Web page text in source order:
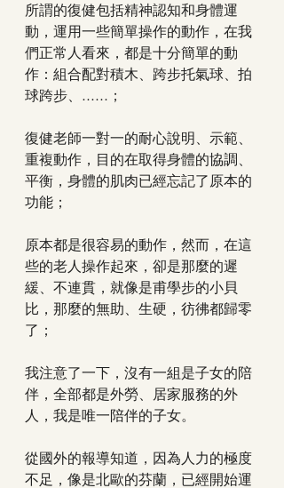
所謂的復健包括精神認知和身體運
動，運用一些簡單操作的動作，在我
們正常人看來，都是十分簡單的動
作：組合配對積木、跨步托氣球、拍
球跨步、......；
復健老師一對一的耐心說明、示範、
重複動作，目的在取得身體的協調、
平衡，身體的肌肉已經忘記了原本的
功能；
原本都是很容易的動作，然而，在這
些的老人操作起來，卻是那麼的遲
緩、不連貫，就像是甫學步的小貝
比，那麼的無助、生硬，彷彿都歸零
了；
我注意了一下，沒有一組是子女的陪
伴，全部都是外勞、居家服務的外
人，我是唯一陪伴的子女。
從國外的報導知道，因為人力的極度
不足，像是北歐的芬蘭，已經開始運